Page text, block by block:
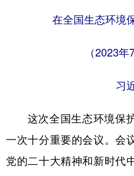
科创
书画
食品 人居
学术中国 乡村振兴
在全国生态环境
（2023年
习
这次全国生态环境保护
一次十分重要的会议。会
党的二十大精神和新时代